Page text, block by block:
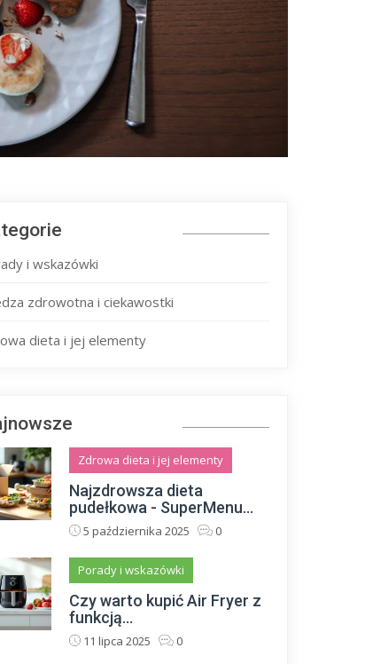
i wskazówki
zdrowotna i ciekawostki
dieta i jej elementy
Zdrowa dieta i jej elementy
Najzdrowsza dieta
pudełkowa - SuperMenu...
5 października 2025 0
Porady i wskazówki
Czy warto kupić Air Fryer z
funkcją...
11 lipca 2025 0